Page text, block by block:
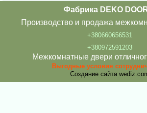
Фабрика DEKO
Производство и продажа
+380660656531
+380972591203
Межкомнатные двери
Выгодные условия
Создание сайта